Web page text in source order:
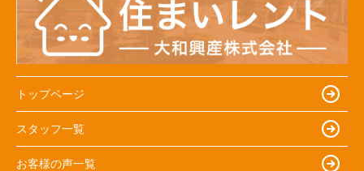
トップページ
スタッフ一覧
お客様の声一覧